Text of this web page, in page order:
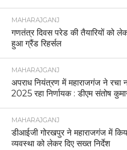
MAHARAJGANJ
गणतंत्र दिवस परेड की तैयारियों को
हुआ ग्रैंड रिहर्सल
MAHARAJGANJ
अपराध नियंत्रण में महाराजगंज ने रचा
2025 रहा निर्णायक : डीएम संतोष
MAHARAJGANJ
डीआईजी गोरखपुर ने महाराजगंज में
व्यवस्था को लेकर दिए सख्त निर्देश